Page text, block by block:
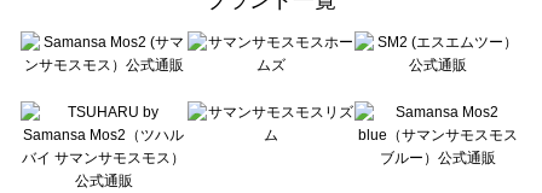
sō4ū（ソウフォーユー）のトップス一覧
Te chichi（テチチ）のトップス一覧
Te chichi CLASSIC（テチチ クラシック）のトップス一覧
Lugnoncure（ルノンキュール）のトップス一覧
BETTY'S BLUE（べティーズブルー）のトップス一覧
Wpc.（ワールドパーティー）のトップス一覧